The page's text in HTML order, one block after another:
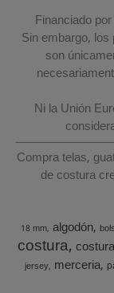
Financiado
Sin embargo,
son
Ni la Unión
Compra telas,
de costura
18 mm algodón
costura
jersey merceria